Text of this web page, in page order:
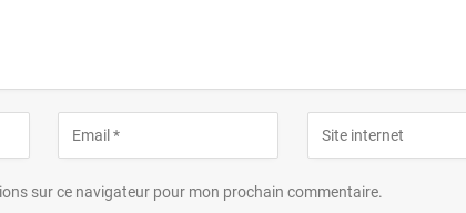
sur ce navigateur pour mon prochain commentaire.